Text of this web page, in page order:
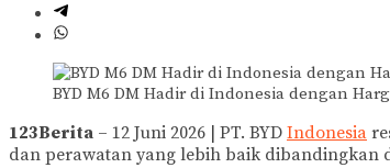
BYD M6 DM Hadir di Indonesia dengan
123Berita – 12 Juni 2026 | PT. BYD Indonesia
dan perawatan yang lebih baik dibandingkan